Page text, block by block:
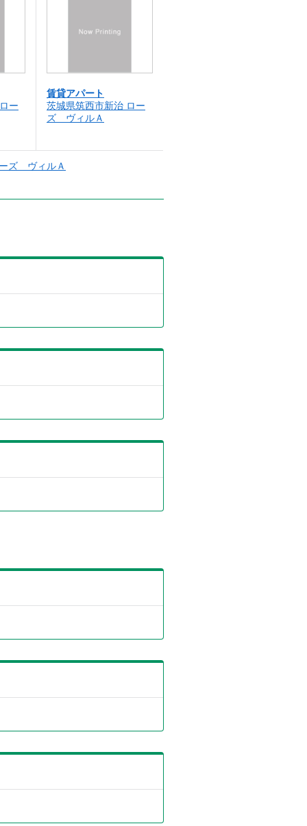
ー
賃貸アパート
茨城県筑西市新治 ロー
ズ ヴィルＡ
ズ ヴィルＡ